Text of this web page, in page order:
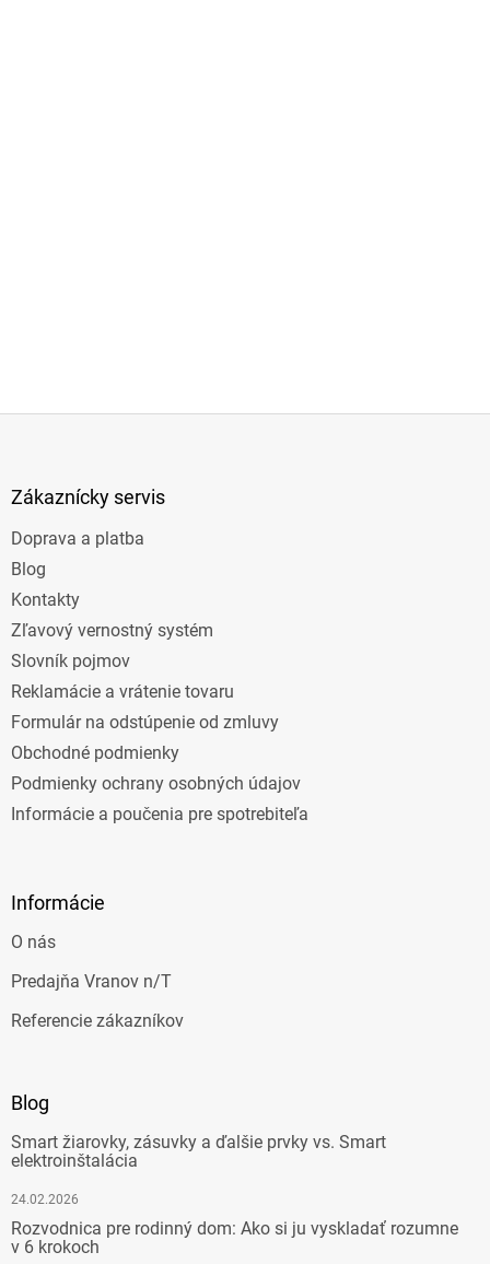
Zákaznícky servis
Doprava a platba
Blog
Kontakty
Zľavový vernostný systém
Slovník pojmov
Reklamácie a vrátenie tovaru
Formulár na odstúpenie od zmluvy
Obchodné podmienky
Podmienky ochrany osobných údajov
Informácie a poučenia pre spotrebiteľa
Informácie
O nás
Predajňa Vranov n/T
Referencie zákazníkov
Blog
Smart žiarovky, zásuvky a ďalšie prvky vs. Smart
elektroinštalácia
24.02.2026
Rozvodnica pre rodinný dom: Ako si ju vyskladať rozumne
v 6 krokoch